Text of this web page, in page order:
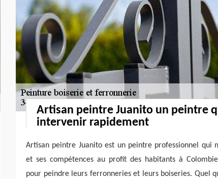
Artisan peintre Juanito un peintre
intervenir rapidement
Artisan peintre Juanito est un peintre professionnel qui
et ses compétences au profit des habitants à
pour peindre leurs ferronneries et leurs boiseries. Quel